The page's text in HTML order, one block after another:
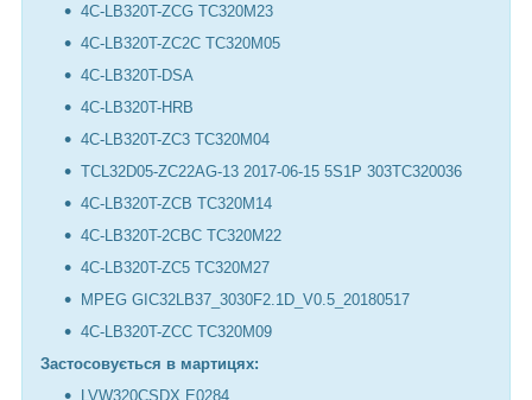
4C-LB320T-ZCG TC320M23
4C-LB320T-ZC2C TC320M05
4C-LB320T-DSA
4C-LB320T-HRB
4C-LB320T-ZC3 TC320M04
TCL32D05-ZC22AG-13 2017-06-15 5S1P 303TC320036
4C-LB320T-ZCB TC320M14
4C-LB320T-2CBC TC320M22
4C-LB320T-ZC5 TC320M27
MPEG GIC32LB37_3030F2.1D_V0.5_20180517
4C-LB320T-ZCC TC320M09
Застосовується в мартицях:
LVW320CSDX E0284